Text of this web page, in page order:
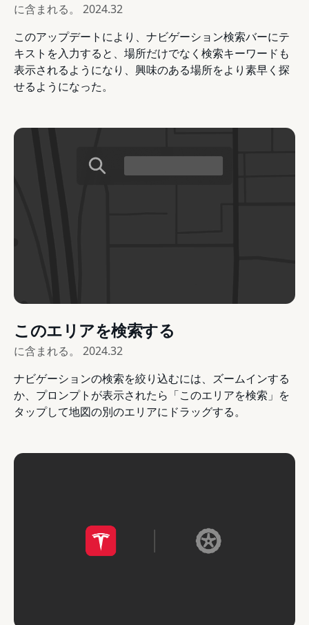
に含まれる。 2024.32
このアップデートにより、ナビゲーション検索バーにテ
キストを入力すると、場所だけでなく検索キーワードも
表示されるようになり、興味のある場所をより素早く探
せるようになった。
このエリアを検索する
に含まれる。 2024.32
ナビゲーションの検索を絞り込むには、ズームインする
か、プロンプトが表示されたら「このエリアを検索」を
タップして地図の別のエリアにドラッグする。